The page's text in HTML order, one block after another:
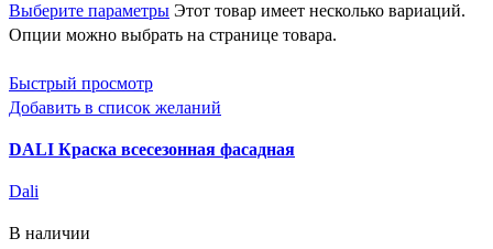
Выберите параметры Этот товар имеет несколько вариаций.
Опции можно выбрать на странице товара.
Быстрый просмотр
Добавить в список желаний
DALI Краска всесезонная фасадная
Dali
В наличии